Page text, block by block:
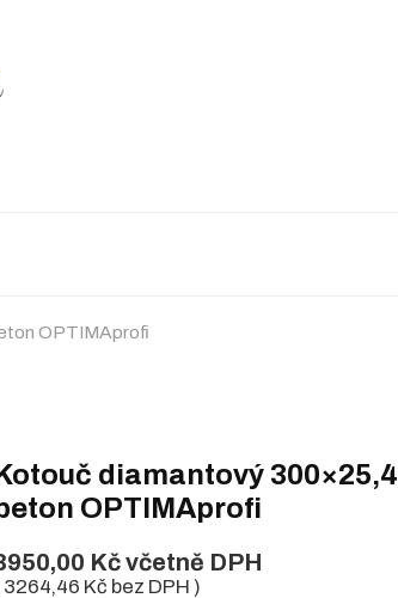
OPTIMAprofi
diamantový 300×25,4
OPTIMAprofi
Kčvčetně DPH
3264,46 Kč bez DPH )